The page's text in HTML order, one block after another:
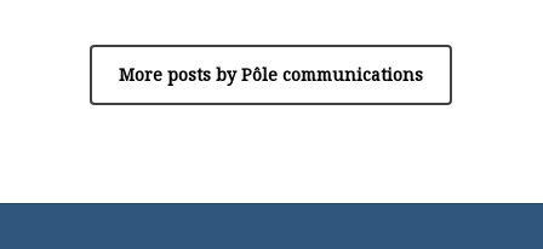
More posts by Pôle communications